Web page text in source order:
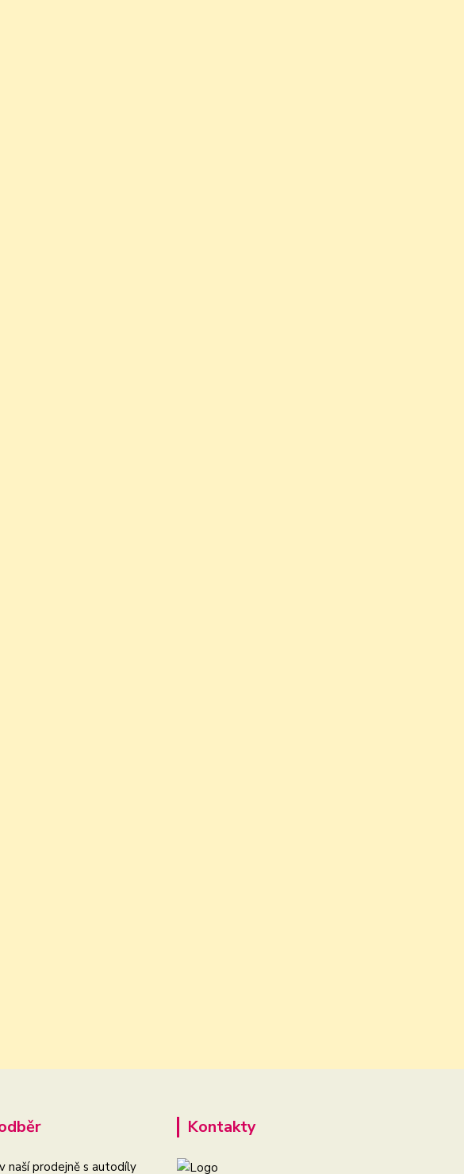
naší prodejně s autodíly
Kontakty